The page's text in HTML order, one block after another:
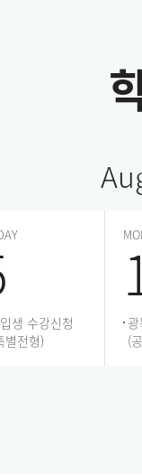
생 수강신청
별전형)
(